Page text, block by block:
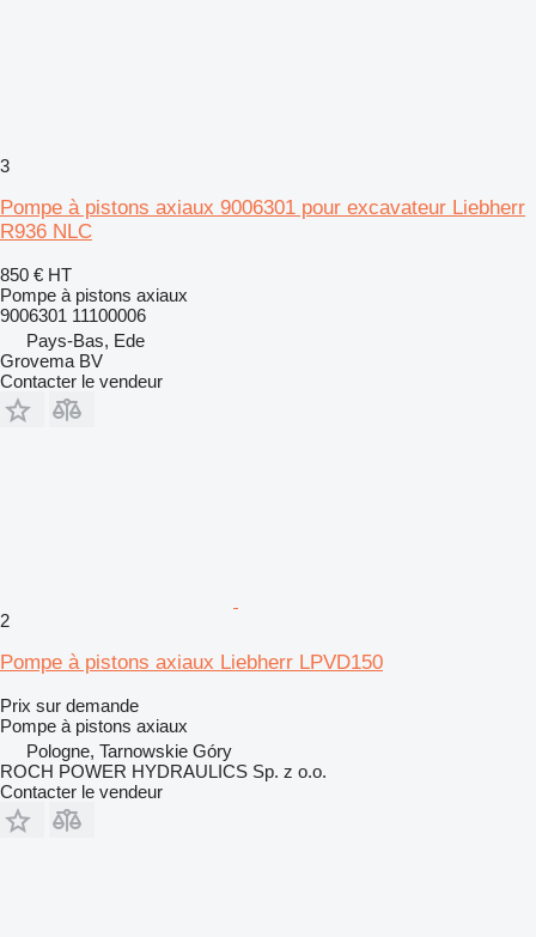
3
Pompe à pistons axiaux 9006301 pour excavateur Liebherr
R936 NLC
850 € HT
Pompe à pistons axiaux
9006301 11100006
Pays-Bas, Ede
Grovema BV
Contacter le vendeur
2
Pompe à pistons axiaux Liebherr LPVD150
Prix sur demande
Pompe à pistons axiaux
Pologne, Tarnowskie Góry
ROCH POWER HYDRAULICS Sp. z o.o.
Contacter le vendeur